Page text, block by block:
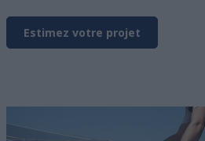
Estimez votre projet